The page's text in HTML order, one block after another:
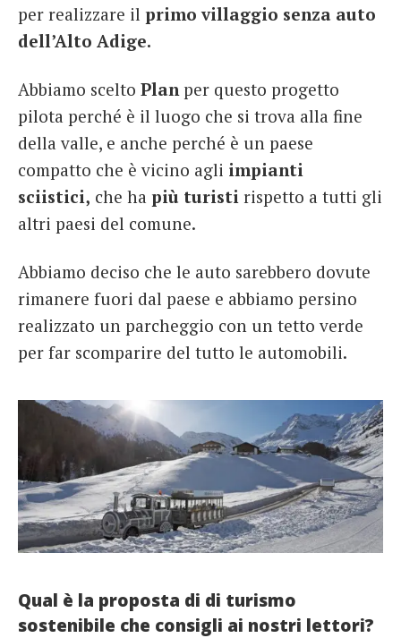
per realizzare il primo villaggio senza auto
dell’Alto Adige.
Abbiamo scelto Plan per questo progetto
pilota perché è il luogo che si trova alla fine
della valle, e anche perché è un paese
compatto che è vicino agli impianti
sciistici, che ha più turisti rispetto a tutti gli
altri paesi del comune.
Abbiamo deciso che le auto sarebbero dovute
rimanere fuori dal paese e abbiamo persino
realizzato un parcheggio con un tetto verde
per far scomparire del tutto le automobili.
Qual è la proposta di di turismo
sostenibile che consigli ai nostri lettori?